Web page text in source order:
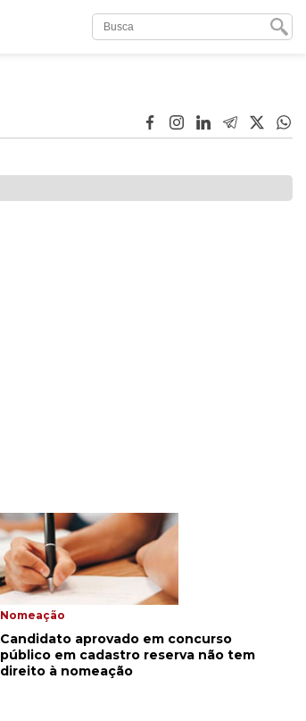
Nomeação
Candidato aprovado em concurso
público em cadastro reserva não tem
direito à nomeação